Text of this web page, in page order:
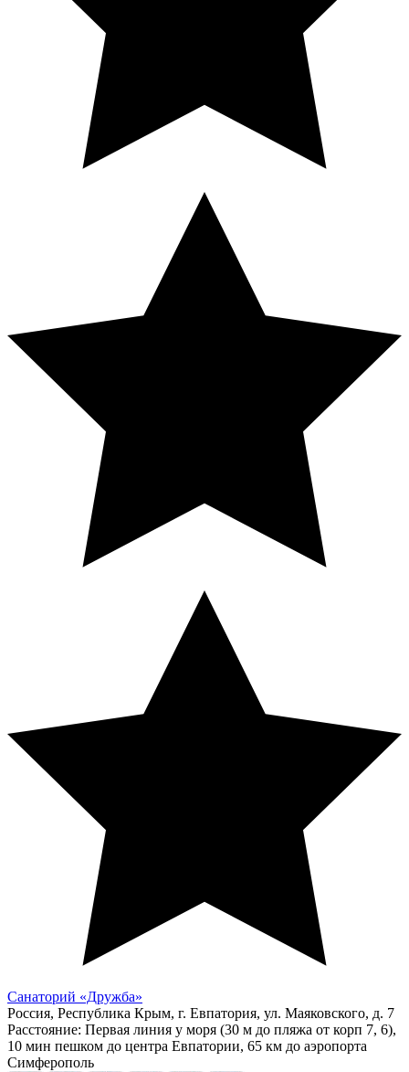
Санаторий «Дружба»
Россия, Республика Крым, г. Евпатория, ул. Маяковского, д. 7
Расстояние: Первая линия у моря (30 м до пляжа от корп 7, 6),
10 мин пешком до центра Евпатории, 65 км до аэропорта
Симферополь